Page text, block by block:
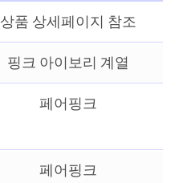
상품 상세페이지 참조
핑크 아이보리 계열
페어핑크
페어핑크